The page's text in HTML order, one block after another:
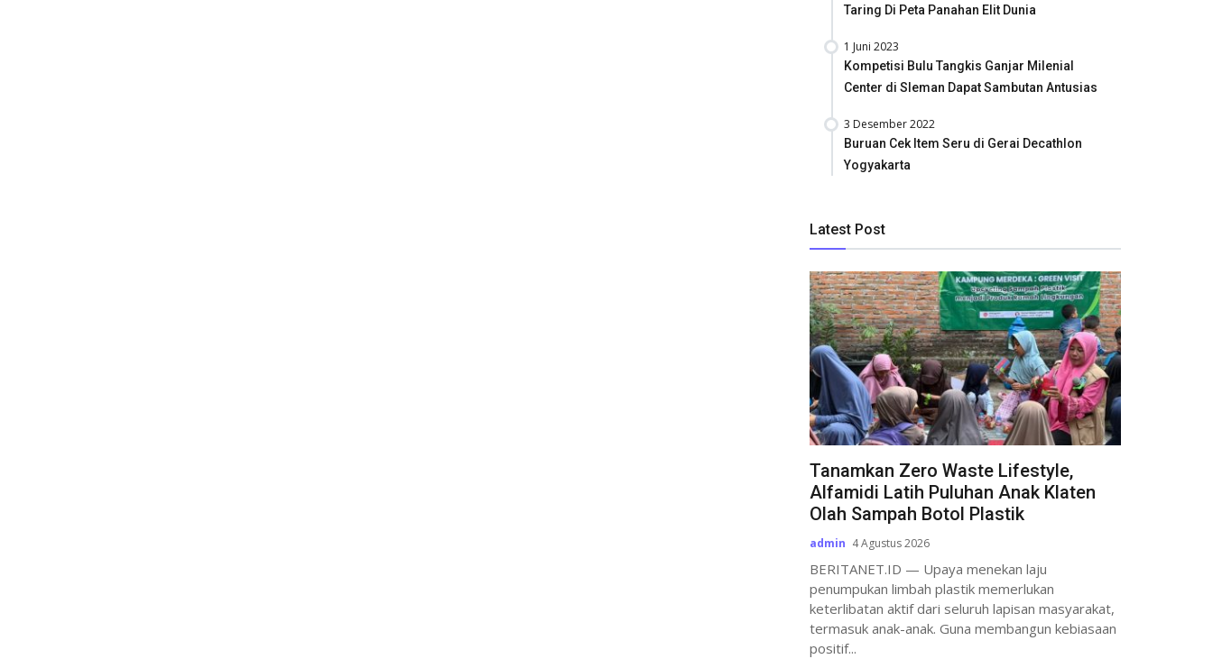
Taring Di Peta Panahan Elit Dunia
1 Juni 2023
Kompetisi Bulu Tangkis Ganjar Milenial
Center di Sleman Dapat Sambutan Antusias
3 Desember 2022
Buruan Cek Item Seru di Gerai Decathlon
Yogyakarta
Latest Post
Tanamkan Zero Waste Lifestyle,
Alfamidi Latih Puluhan Anak Klaten
Olah Sampah Botol Plastik
admin 4 Agustus 2026
BERITANET.ID — Upaya menekan laju
penumpukan limbah plastik memerlukan
keterlibatan aktif dari seluruh lapisan masyarakat,
termasuk anak-anak. Guna membangun kebiasaan
positif...